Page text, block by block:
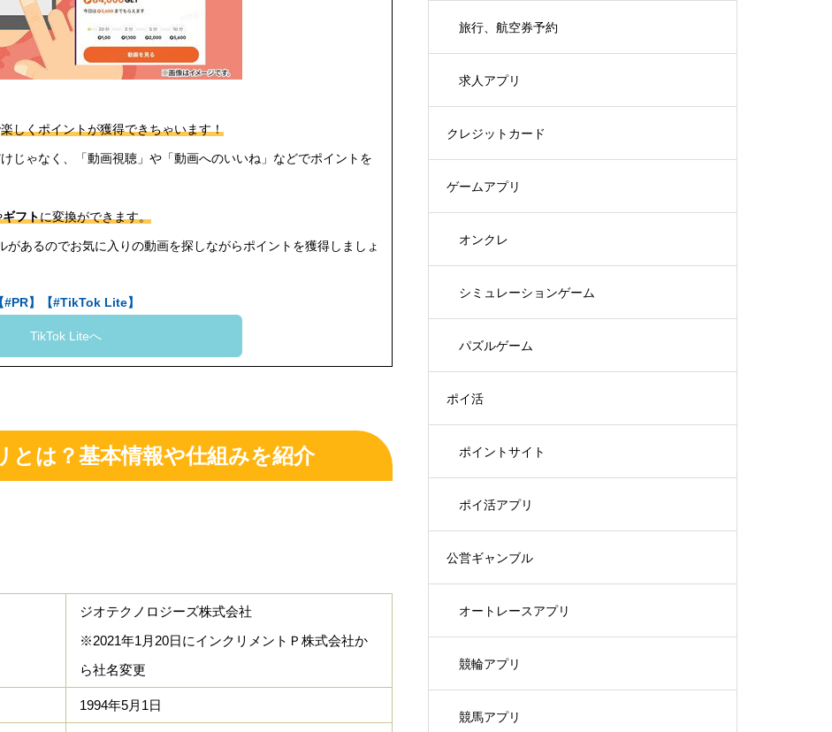
楽しくポイントが獲得できちゃいます！
じゃなく、「動画視聴」や「動画へのいいね」などでポイントを
ギフトに変換ができます。
あるのでお気に入りの動画を探しながらポイントを獲得しましょ
#PR】【#TikTok Lite】
TikTok Liteへ
は？基本情報や仕組みを紹介
ジオテクノロジーズ株式会社
※2021年1月20日にインクリメントＰ株式会社か
ら社名変更
1994年5月1日
旅行、航空券予約
求人アプリ
クレジットカード
ゲームアプリ
オンクレ
シミュレーションゲーム
パズルゲーム
ポイ活
ポイントサイト
ポイ活アプリ
公営ギャンブル
オートレースアプリ
競輪アプリ
競馬アプリ